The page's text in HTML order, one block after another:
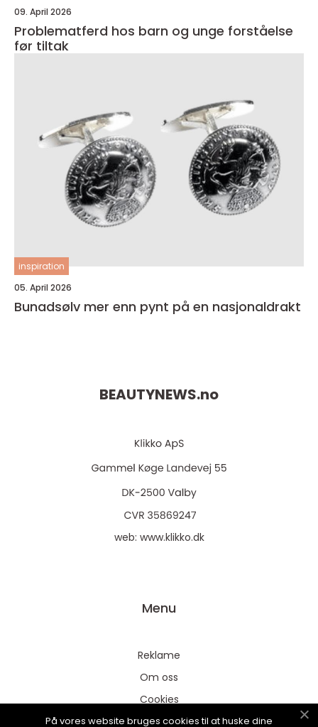
09. April 2026
Problematferd hos barn og unge forståelse
før tiltak
inspiration
05. April 2026
Bunadsølv mer enn pynt på en nasjonaldrakt
BEAUTYNEWS.no
web: www.klikko.dk
Menu
Reklame
Om oss
Cookies
Kontakt Oss
På vores website bruges cookies til at huske dine